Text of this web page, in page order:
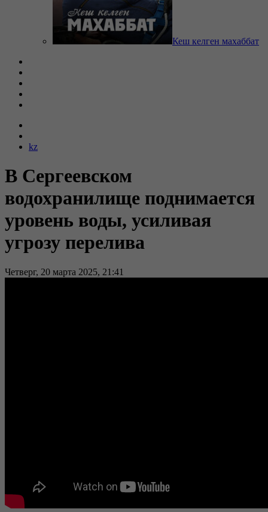
Кеш келген махаббат
kz
В Сергеевском
водохранилище поднимается
уровень воды, усиливая
угрозу перелива
Четверг, 20 марта 2025, 21:41